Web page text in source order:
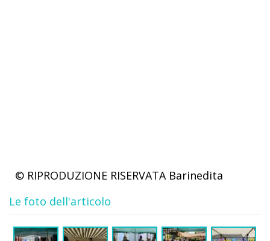
© RIPRODUZIONE RISERVATA Barinedita
Le foto dell'articolo